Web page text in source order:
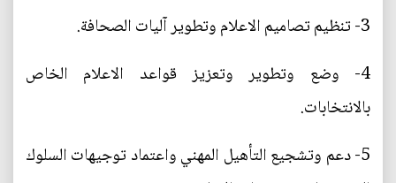
3- تنظيم تصاميم الاعلام وتطوير آليات الصحافة.
4- وضع وتطوير وتعزيز قواعد الاعلام الخاص
بالانتخابات.
5- دعم وتشجيع التأهيل المهني واعتماد توجيهات السلوك